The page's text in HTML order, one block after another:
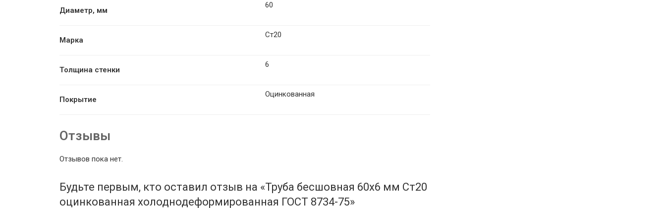
Диаметр, мм
60
Марка
Ст20
Толщина стенки
6
Покрытие
Оцинкованная
Отзывы
Отзывов пока нет.
Будьте первым, кто оставил отзыв на «Труба бесшовная 60х6 мм Ст20
оцинкованная холоднодеформированная ГОСТ 8734-75»